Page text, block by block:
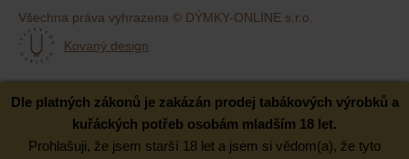
Všechna práva vyhrazena © DÝMKY-ONLINE s.r.o.
Kovaný design
Dle platných zákonů je zakázán prodej tabákových výrobků a
kuřáckých potřeb osobám mladším 18 let.
Prohlašuji, že jsem starší 18 let a jsem si vědom(a), že tyto